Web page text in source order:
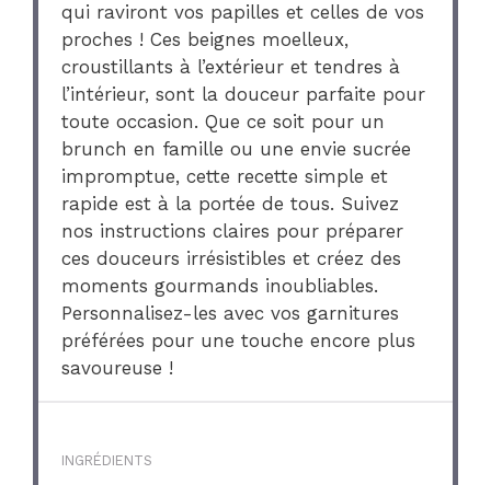
qui raviront vos papilles et celles de vos
proches ! Ces beignes moelleux,
croustillants à l’extérieur et tendres à
l’intérieur, sont la douceur parfaite pour
toute occasion. Que ce soit pour un
brunch en famille ou une envie sucrée
impromptue, cette recette simple et
rapide est à la portée de tous. Suivez
nos instructions claires pour préparer
ces douceurs irrésistibles et créez des
moments gourmands inoubliables.
Personnalisez-les avec vos garnitures
préférées pour une touche encore plus
savoureuse !
INGRÉDIENTS